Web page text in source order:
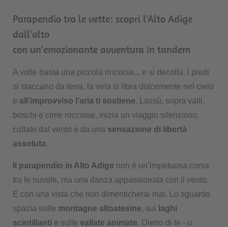
Parapendio tra le vette: scopri l'Alto Adige
dall'alto
con un'emozionante avventura in tandem
A volte basta una piccola rincorsa... e si decolla. I piedi
si staccano da terra, la vela si libra dolcemente nel cielo
e all’improvviso l’aria ti sostiene. Lassù, sopra valli,
boschi e cime rocciose, inizia un viaggio silenzioso,
cullato dal vento e da una sensazione di libertà
assoluta.
Il parapendio in Alto Adige non è un’impetuosa corsa
tra le nuvole, ma una danza appassionata con il vento.
E con una vista che non dimenticherai mai. Lo sguardo
spazia sulle montagne altoatesine, sui
laghi
scintillanti e sulle vallate animate. Dietro di te - o